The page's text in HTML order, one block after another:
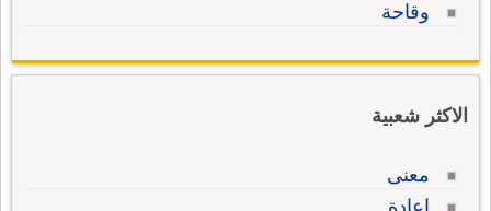
وقاحة
الاكثر شعبية
معنى
إعادة